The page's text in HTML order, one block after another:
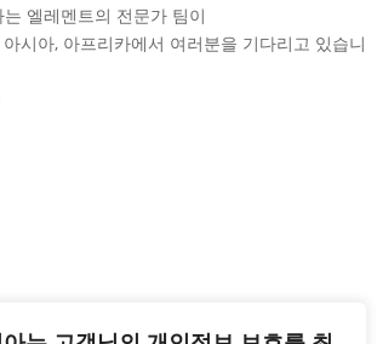
엘레멘트의 전문가 팀이
시아, 아프리카에서 여러분을 기다리고 있습니